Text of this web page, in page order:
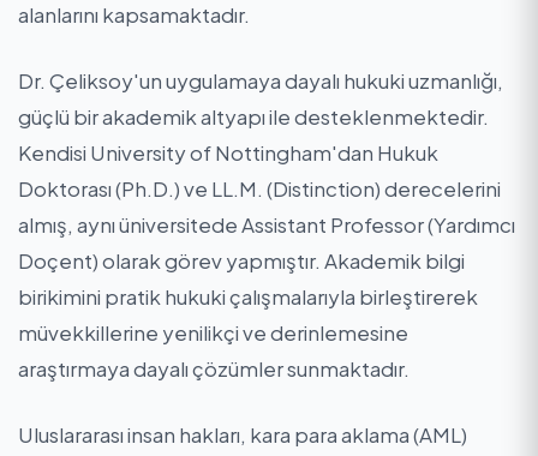
alanlarını kapsamaktadır.
Dr. Çeliksoy'un uygulamaya dayalı hukuki uzmanlığı,
güçlü bir akademik altyapı ile desteklenmektedir.
Kendisi University of Nottingham'dan Hukuk
Doktorası (Ph.D.) ve LL.M. (Distinction) derecelerini
almış, aynı üniversitede Assistant Professor (Yardımcı
Doçent) olarak görev yapmıştır. Akademik bilgi
birikimini pratik hukuki çalışmalarıyla birleştirerek
müvekkillerine yenilikçi ve derinlemesine
araştırmaya dayalı çözümler sunmaktadır.
Uluslararası insan hakları, kara para aklama (AML)